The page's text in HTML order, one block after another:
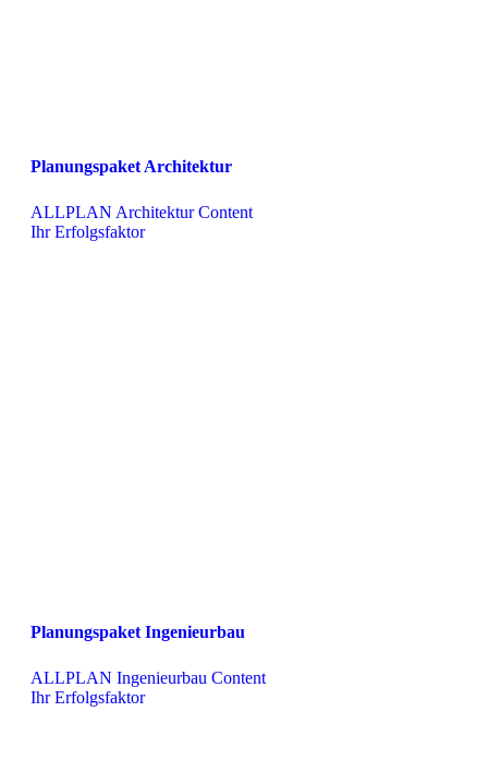
Planungspaket Architektur
ALLPLAN Architektur Content
Ihr Erfolgsfaktor
Planungspaket Ingenieurbau
ALLPLAN Ingenieurbau Content
Ihr Erfolgsfaktor